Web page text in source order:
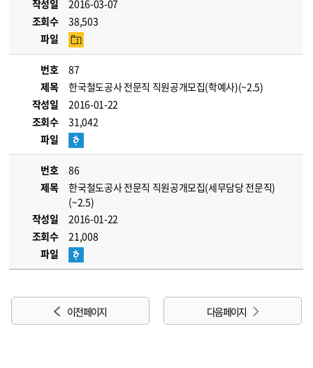
작성일
2016-03-07
조회수
38,503
파일
번호
87
제목
한국철도공사 전문직 직원공개모집(학예사)(~2.5)
작성일
2016-01-22
조회수
31,042
파일
번호
86
제목
한국철도공사 전문직 직원공개모집(세무담당 전문직)
(~2.5)
작성일
2016-01-22
조회수
21,008
파일
이전 페이지 다음 페이지